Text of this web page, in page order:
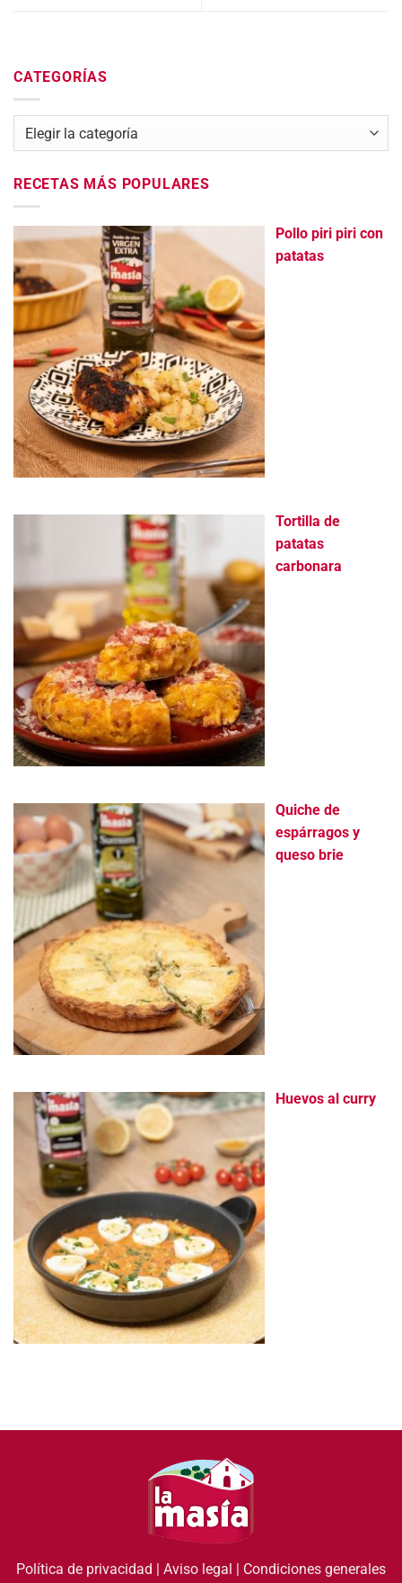
CATEGORÍAS
Categorías
RECETAS MÁS POPULARES
Pollo piri piri con
patatas
Tortilla de
patatas
carbonara
Quiche de
espárragos y
queso brie
Huevos al curry
Política de privacidad | Aviso legal | Condiciones generales